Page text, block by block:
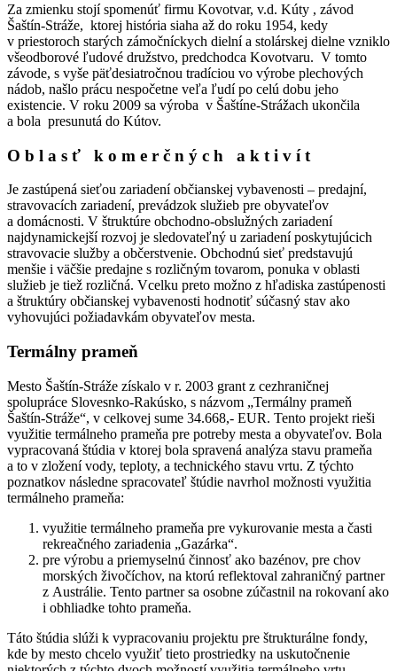
Za zmienku stojí spomenúť firmu Kovotvar, v.d. Kúty , závod
Šaštín-Stráže, ktorej história siaha až do roku 1954, kedy
v priestoroch starých zámočníckych dielní a stolárskej dielne vzniklo
všeodborové ľudové družstvo, predchodca Kovotvaru. V tomto
závode, s vyše päťdesiatročnou tradíciou vo výrobe plechových
nádob, našlo prácu nespočetne veľa ľudí po celú dobu jeho
existencie. V roku 2009 sa výroba v Šaštíne-Strážach ukončila
a bola presunutá do Kútov.
O b l a s ť k o m e r č n ý c h a k t i v í t
Je zastúpená sieťou zariadení občianskej vybavenosti – predajní,
stravovacích zariadení, prevádzok služieb pre obyvateľov
a domácnosti. V štruktúre obchodno-obslužných zariadení
najdynamickejší rozvoj je sledovateľný u zariadení poskytujúcich
stravovacie služby a občerstvenie. Obchodnú sieť predstavujú
menšie i väčšie predajne s rozličným tovarom, ponuka v oblasti
služieb je tiež rozličná. Vcelku preto možno z hľadiska zastúpenosti
a štruktúry občianskej vybavenosti hodnotiť súčasný stav ako
vyhovujúci požiadavkám obyvateľov mesta.
Termálny prameň
Mesto Šaštín-Stráže získalo v r. 2003 grant z cezhraničnej
spolupráce Slovesnko-Rakúsko, s názvom „Termálny prameň
Šaštín-Stráže“, v celkovej sume 34.668,- EUR. Tento projekt rieši
využitie termálneho prameňa pre potreby mesta a obyvateľov. Bola
vypracovaná štúdia v ktorej bola spravená analýza stavu prameňa
a to v zložení vody, teploty, a technického stavu vrtu. Z týchto
poznatkov následne spracovateľ štúdie navrhol možnosti využitia
termálneho prameňa:
využitie termálneho prameňa pre vykurovanie mesta a časti
rekreačného zariadenia „Gazárka“.
pre výrobu a priemyselnú činnosť ako bazénov, pre chov
morských živočíchov, na ktorú reflektoval zahraničný partner
z Austrálie. Tento partner sa osobne zúčastnil na rokovaní ako
i obhliadke tohto prameňa.
Táto štúdia slúži k vypracovaniu projektu pre štrukturálne fondy,
kde by mesto chcelo využiť tieto prostriedky na uskutočnenie